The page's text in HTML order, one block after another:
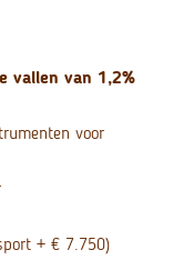
vallen van 1,2%
voor
+ € 7.750)